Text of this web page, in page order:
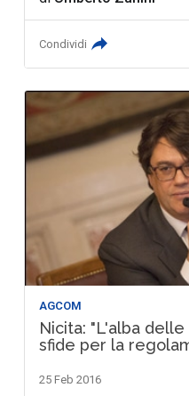
Condividi
AGCOM
Nicita: "L'alba
sfide per la
25 Feb 2016